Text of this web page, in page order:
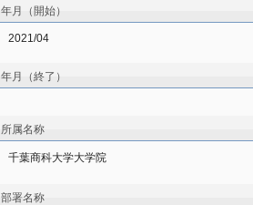
年月（開始）
2021/04
年月（終了）
所属名称
千葉商科大学大学院
部署名称